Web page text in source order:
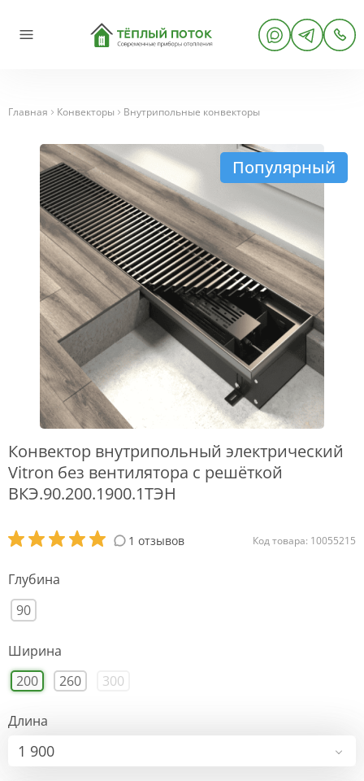
Главная Конвекторы Внутрипольные конвекторы
Популярный
Конвектор внутрипольный электрический
Vitron без вентилятора с решёткой
ВКЭ.90.200.1900.1ТЭН
1 отзывов Код товара: 10055215
Глубина
90
Ширина
200
260 300
Длина
1 900